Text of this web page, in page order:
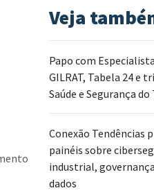
Veja
Papo com
GILRAT, Tabela 24 e
Saúde e Segurança
Conexão Tendências
painéis sobre
industrial,
dados